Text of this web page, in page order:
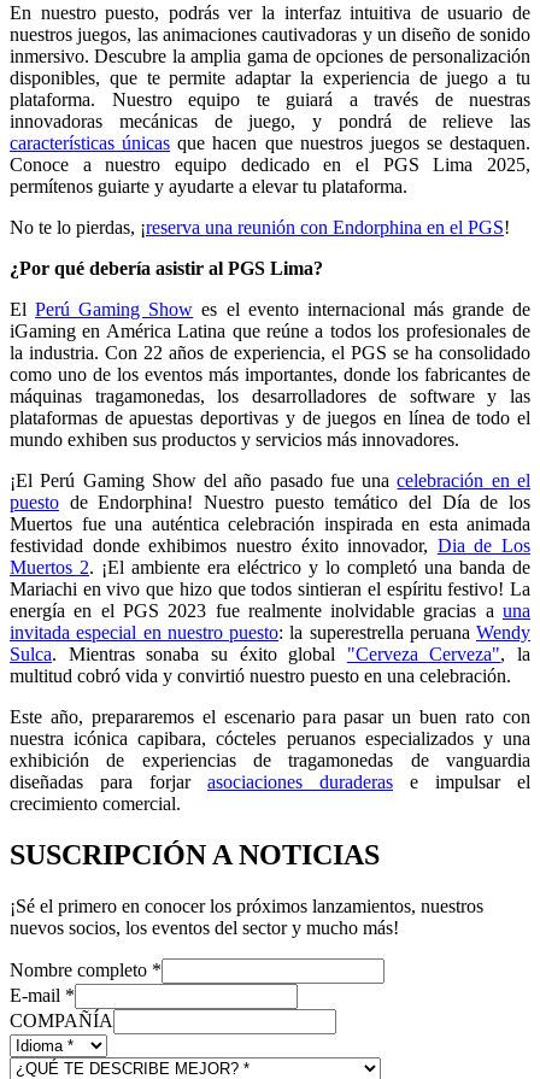
En nuestro puesto, podrás ver la interfaz intuitiva de usuario de
nuestros juegos, las animaciones cautivadoras y un diseño de sonido
inmersivo. Descubre la amplia gama de opciones de personalización
disponibles, que te permite adaptar la experiencia de juego a tu
plataforma. Nuestro equipo te guiará a través de nuestras
innovadoras mecánicas de juego, y pondrá de relieve las
características únicas que hacen que nuestros juegos se destaquen.
Conoce a nuestro equipo dedicado en el PGS Lima 2025,
permítenos guiarte y ayudarte a elevar tu plataforma.
No te lo pierdas, ¡reserva una reunión con Endorphina en el PGS!
¿Por qué debería asistir al PGS Lima?
ElPerú Gaming Show es el evento internacional más grande de
iGaming en América Latina que reúne a todos los profesionales de
la industria. Con 22 años de experiencia, el PGS se ha consolidado
como uno de los eventos más importantes, donde los fabricantes de
máquinas tragamonedas, los desarrolladores de software y las
plataformas de apuestas deportivas y de juegos en línea de todo el
mundo exhiben sus productos y servicios más innovadores.
¡El Perú Gaming Show del año pasado fue unacelebración en el
puesto de Endorphina! Nuestro puesto temático del Día de los
Muertos fue una auténtica celebración inspirada en esta animada
festividad donde exhibimos nuestro éxito innovador, Dia de Los
Muertos 2. ¡El ambiente era eléctrico y lo completó una banda de
Mariachi en vivo que hizo que todos sintieran el espíritu festivo! La
energía en el PGS 2023 fue realmente inolvidable gracias a una
invitada especial en nuestro puesto: la superestrella peruana Wendy
Sulca. Mientras sonaba su éxito global "Cerveza Cerveza", la
multitud cobró vida y convirtió nuestro puesto en una celebración.
Este año, prepararemos el escenario para pasar un buen rato con
nuestra icónica capibara, cócteles peruanos especializados y una
exhibición de experiencias de tragamonedas de vanguardia
diseñadas para forjar asociaciones duraderas e impulsar el
crecimiento comercial.
SUSCRIPCIÓN A NOTICIAS
¡Sé el primero en conocer los próximos lanzamientos, nuestros
nuevos socios, los eventos del sector y mucho más!
Nombre completo *
E-mail *
COMPAÑÍA